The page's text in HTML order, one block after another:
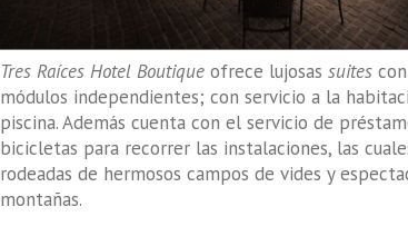
Tres Raíces Hotel Boutiqueofrece lujosas suitescon
módulos independientes; con servicio a la
piscina. Además cuenta con el servicio de
bicicletas para recorrer las instalaciones, las
rodeadas de hermosos campos de vides y
montañas.